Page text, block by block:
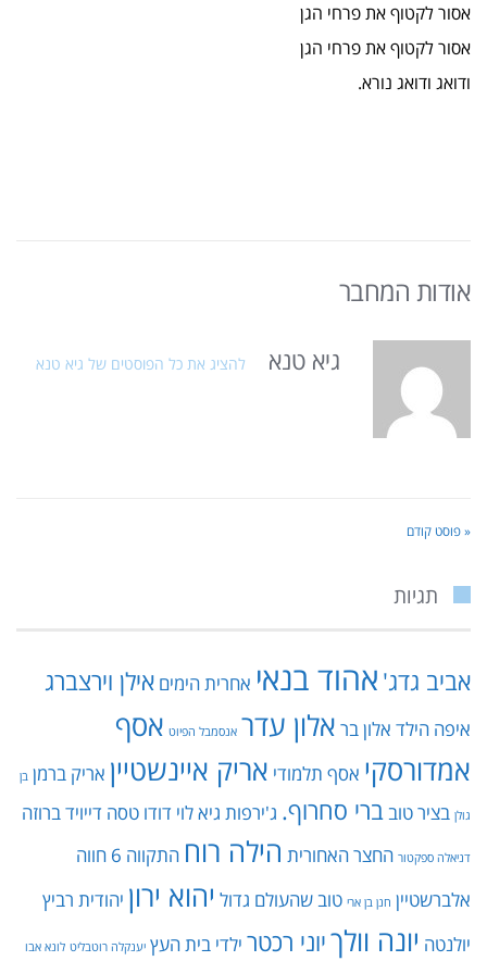
אסור לקטוף את פרחי הגן
אסור לקטוף את פרחי הגן
ודואג ודואג נורא.
אודות המחבר
גיא טנא להציג את כל הפוסטים של גיא טנא
« פוסט קודם
תגיות
אביב גדג' אהוד בנאי אחרית הימים אילן וירצברג
איפה הילד אלון בר אלון עדר אנסמבל הפיוט אסף
אמדורסקי אסף תלמודי אריק איינשטיין אריק ברמן בן
גולן בציר טובברי סחרוף. ג'ירפות גיא לוי דודו טסה דייויד ברוזה
דניאלה ספקטור החצר האחורית הילה רוח התקווה 6
חווה
אלברשטיין חנן בן ארי טוב שהעולם גדול יהוא ירון יהודית רביץ
יולנטה יונה וולךיוני רכטר ילדי בית העץ יענקלה רוטבליט לונא אבו